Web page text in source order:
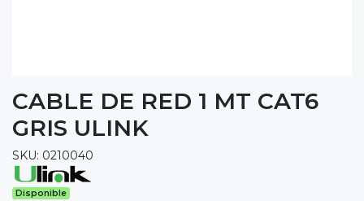
CABLE DE RED 1 MT CAT6
GRIS ULINK
SKU: 0210040
Disponible